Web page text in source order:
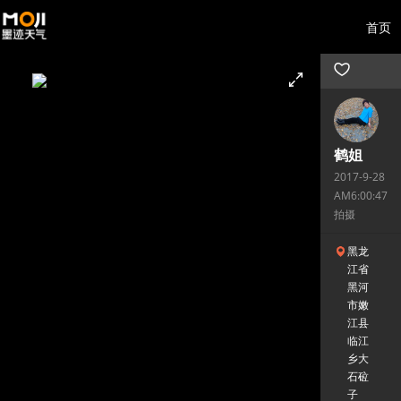
首页
鹤姐
2017-9-28
AM6:00:47
拍摄
黑龙
江省
黑河
市嫩
江县
临江
乡大
石砬
子